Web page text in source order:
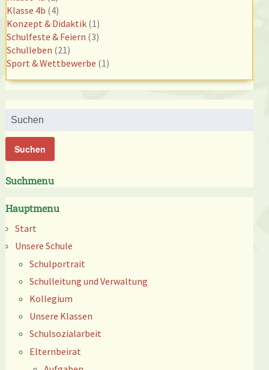
Klasse 4b (4)
Konzept & Didaktik(1)
Schulfeste & Feiern (3)
Schulleben (21)
Sport & Wettbewerbe (1)
Suchmenu
Hauptmenu
Start
Unsere Schule
Schulportrait
Schulleitung und Verwaltung
Kollegium
Unsere Klassen
Schulsozialarbeit
Elternbeirat